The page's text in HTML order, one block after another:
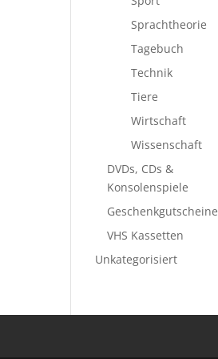
Sprachtheorie
Tagebuch
Technik
Tiere
Wirtschaft
Wissenschaft
DVDs, CDs &
Konsolenspiele
Geschenkgutscheine
VHS Kassetten
Unkategorisiert